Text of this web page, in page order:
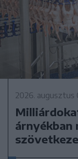
2026.
árnyékban